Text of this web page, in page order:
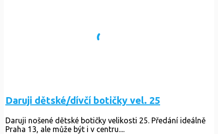
Daruji dětské/dívčí botičky vel. 25
Daruji nošené dětské botičky velikosti 25. Předání ideálně
Praha 13, ale může být i v centru....